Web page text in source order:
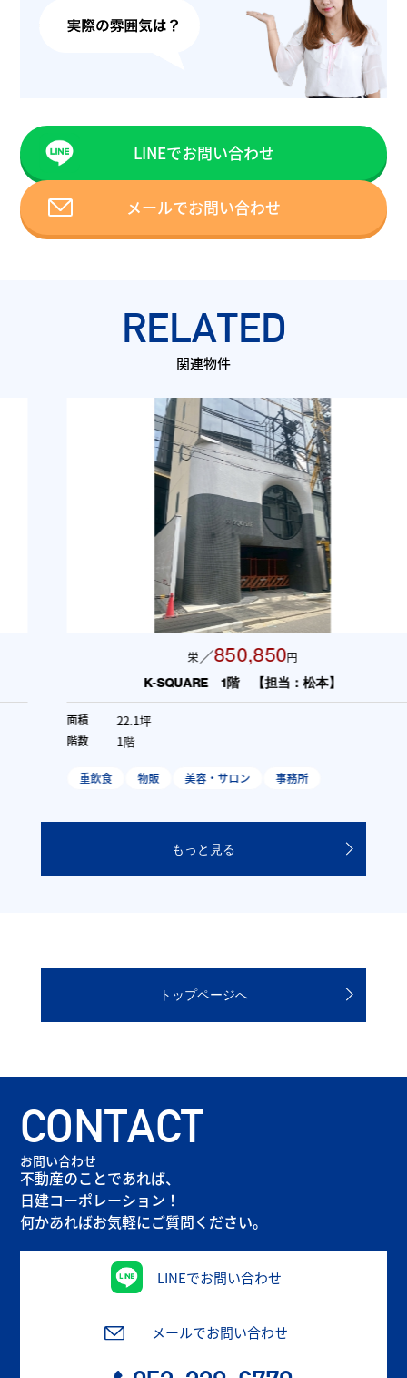
LINEでお問い合わせ
メールでお問い合わせ
RELATED
関連物件
850,850円
K-SQUARE 1階 【担当：松本】
22.1坪
1階
物販 美容・サロン 事務所
もっと見る
トップページへ
CONTACT
お問い合わせ
不動産のことであれば、
日建コーポレーション！
何かあればお気軽にご質問ください。
LINEでお問い合わせ
メールでお問い合わせ